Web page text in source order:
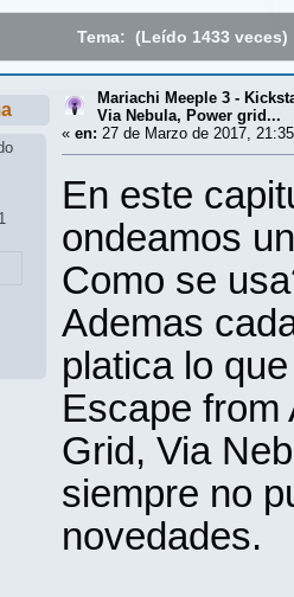
Tema: (Leído 1433 veces)
Mariachi Meeple 3 -
Via Nebula, Power grid...
« en: 27 de Marzo de 2017,
En este
ondeamos
Como se
Ademas
platica lo
Escape from
Grid, Via
siempre no
novedades.